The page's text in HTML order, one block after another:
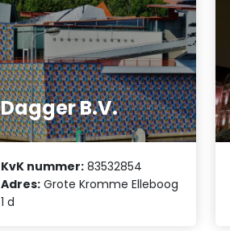
Dagger B.V.
KvK nummer: 83532854
Adres: Grote Kromme Elleboog
1 d